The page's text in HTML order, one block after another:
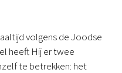
volgens de Joodse
heeft Hij er twee
te betrekken: het